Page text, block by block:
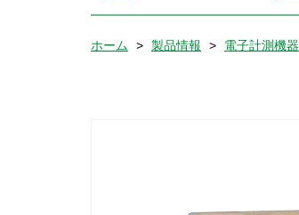
ホーム 製品情報 電子計測機器